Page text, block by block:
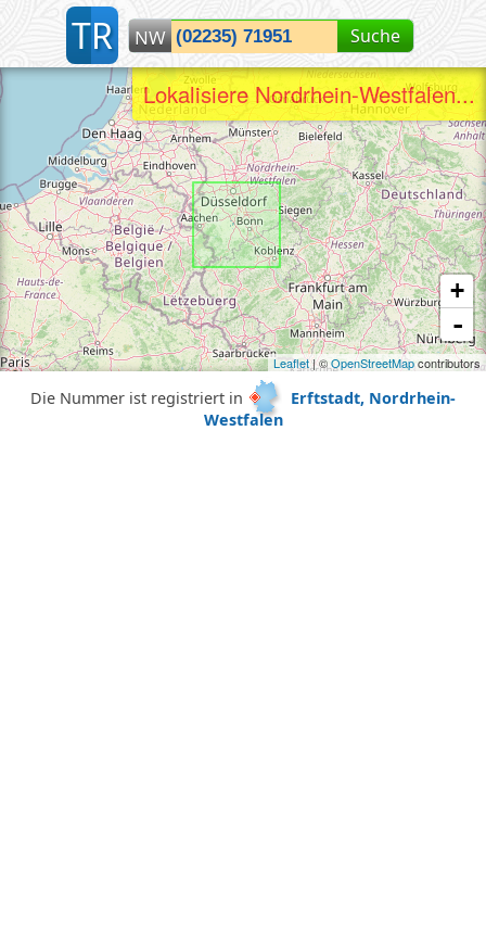
TR NW Suche
+
-
Leaflet| ©OpenStreetMapcontributors
Lokalisiere Nordrhein-Westfalen...
Die Nummer ist registriert in
Erftstadt, Nordrhein-
Westfalen